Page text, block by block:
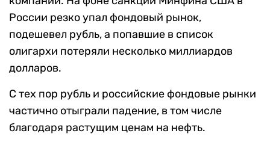
России резко упал фондовый рынок,
подешевел рубль, а попавшие в список
олигархи потеряли несколько миллиардов
долларов.
С тех пор рубль и российские фондовые рынки
частично отыграли падение, в том числе
благодаря растущим ценам на нефть.